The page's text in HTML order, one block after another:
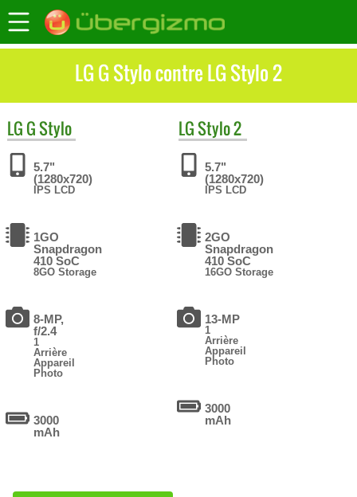
LG G Stylo contre LG Stylo 2
LG G Stylo
5.7"
(1280x720)
IPS LCD
1GO
Snapdragon
410 SoC
8GO Storage
8-MP,
f/2.4
1
Arrière
Appareil
Photo
3000
mAh
LGStylo 2
5.7"
(1280x720)
IPS LCD
2GO
Snapdragon
410 SoC
16GO Storage
13-MP
1
Arrière
Appareil
Photo
3000
mAh